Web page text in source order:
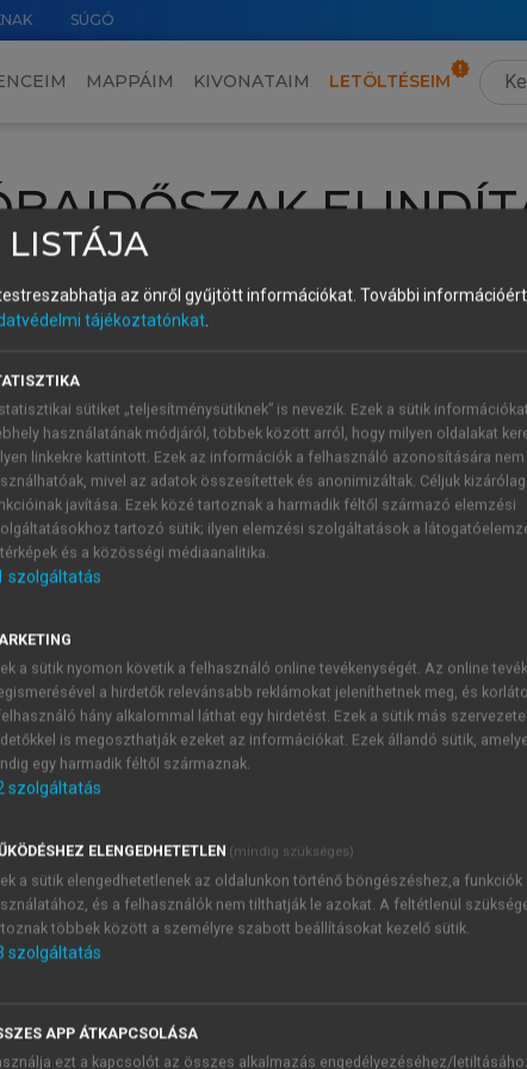
SÚGÓ
MAPPÁIM KIVONATAIM LETÖLTÉSEIM
lépj be a saját fiókoddal, iskolai azonosítóddal vagy
felhasználóként1 óra díjmentes hozzáférésrevagy
elindításához,
vagy hozz
A regisztráció után a
FIÓKKAL
azonosítóval
ÚJ FIÓK
1 óra
JELSZÓ
Kérek értesítést a MeRSZ
Kérek értesítést az
LISTÁJA
az önről gyűjtött információkat. További
tájékoztatónkat.
sütiket „teljesítménysütiknek” is nevezik. Ezek a sütik
használatának módjáról, többek között arról, hogy milyen oldalakat
linkekre kattintott. Ezek az információk a felhasználó azonosítására nem
mivel az adatok összesítettek és anonimizáltak. Céljuk
javítása. Ezek közé tartoznak a harmadik féltől származó elemzési
tartozó sütik; ilyen elemzési szolgáltatások a
és a közösségi médiaanalitika.
szolgáltatás
a sütik nyomon követik a felhasználó online tevékenységét. Az online
a hirdetők relevánsabb reklámokat jeleníthetnek meg, és
hány alkalommal láthat egy hirdetést. Ezek a sütik más
is megoszthatják ezeket az információkat. Ezek állandó sütik,
egy harmadik féltől származnak.
szolgáltatás
ELENGEDHETETLEN (mindig szükséges)
a sütik elengedhetetlenek az oldalunkon történő böngészéshez,a funkciók
és a felhasználók nem tilthatják le azokat. A feltétlenül
többek között a személyre szabott beállításokat kezelő sütik.
szolgáltatás
APP ÁTKAPCSOLÁSA
ezt a kapcsolót az összes alkalmazás engedélyezéséhez/